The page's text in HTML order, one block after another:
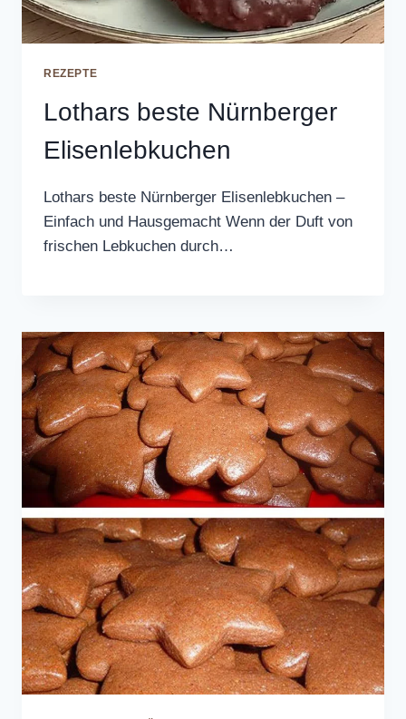
REZEPTE
Lothars beste Nürnberger
Elisenlebkuchen
Lothars beste Nürnberger Elisenlebkuchen –
Einfach und Hausgemacht Wenn der Duft von
frischen Lebkuchen durch…